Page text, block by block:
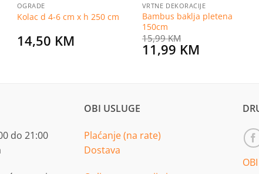
OGRADE
Kolac d 4-6 cm x h 250 cm
14,50 KM
VRTNE DEKORACIJE
Bambus baklja pletena
150cm
15,99KM
Original
price
11,99 KMCurrent
do 21:00
OBI USLUGE
Plaćanje (na rate)
Dostava